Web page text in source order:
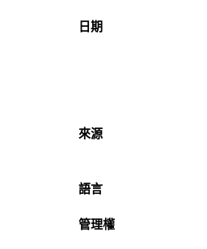
日期
來源
語言
管理權